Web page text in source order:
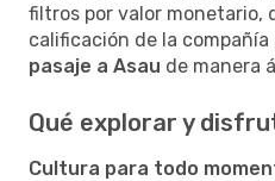
filtros por valor monetario,
calificación de la compañía
pasaje a Asau de manera
Qué explorar y
Cultura para todo